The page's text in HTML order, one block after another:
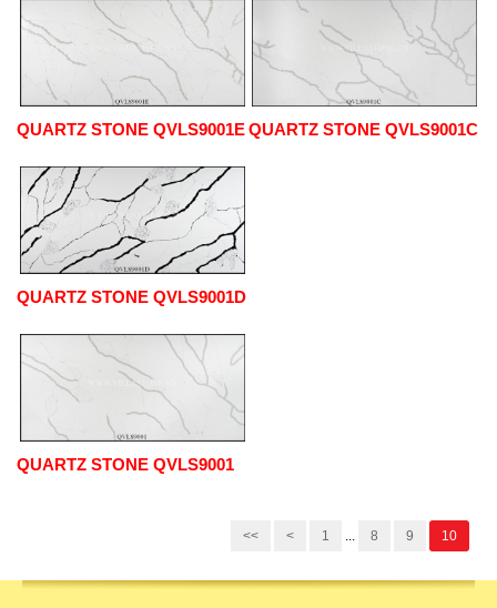
QUARTZ STONE QVLS9001EQUARTZ STONE QVLS9001C
QUARTZ STONE QVLS9001D
QUARTZ STONE QVLS9001
<< < 1 ... 8 9 10